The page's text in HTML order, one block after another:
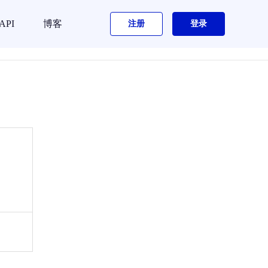
博客 注册 登录